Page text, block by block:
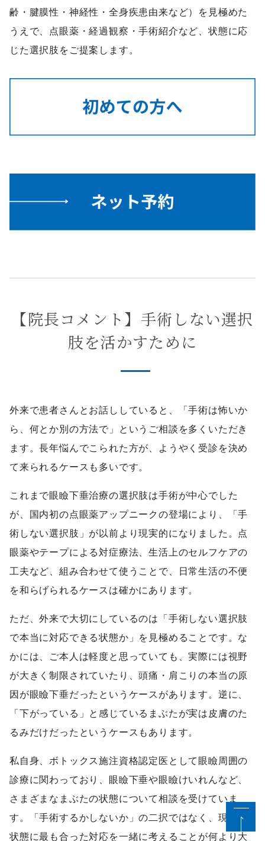
齢・腱膜性・神経性・全身疾患由来など）を見極めた
うえで、点眼薬・経過観察・手術紹介など、状態に応
じた選択肢をご提案します。
【院長コメント】手術しない選択
肢を活かすために
外来で患者さんとお話ししていると、「手術は怖いか
ら、何とか別の方法で」というご相談を多くいただき
ます。長年悩んでこられた方が、ようやく受診を決め
て来られるケースも多いです。
これまで眼瞼下垂治療の選択肢は手術が中心でした
が、国内初の点眼薬アップニークの登場により、「手
術しない選択肢」が以前より現実的になりました。点
眼薬やテープによる対症療法、生活上のセルフケアの
工夫など、組み合わせて使うことで、日常生活の不便
を和らげられるケースは確かにあります。
ただ、外来で大切にしているのは「手術しない選択肢
で本当に対応できる状態か」を見極めることです。な
かには、ご本人は軽度と思っていても、実際には視野
が大きく制限されていたり、頭痛・肩こりの本当の原
因が眼瞼下垂だったというケースがあります。逆に、
「下がっている」と感じているまぶたが実は皮膚のた
るみだけだったというケースもあります。
私自身、ボトックス施注資格認定医として眼瞼周囲の
診療に関わっており、眼瞼下垂や眼瞼けいれんなど、
さまざまなまぶたの状態について相談を受けていま
す。「手術するかしないか」の二択ではなく、現在の
状態に最も合った対応を一緒に考えることが何より大